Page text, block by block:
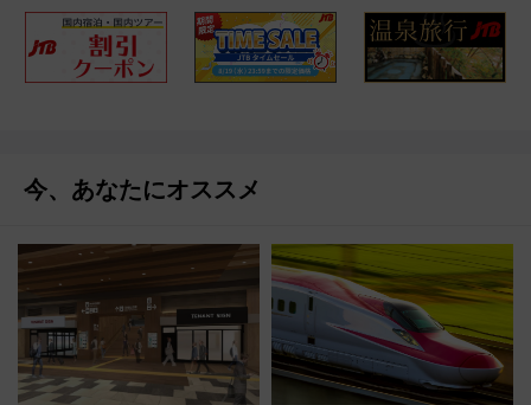
今、あなたにオススメ